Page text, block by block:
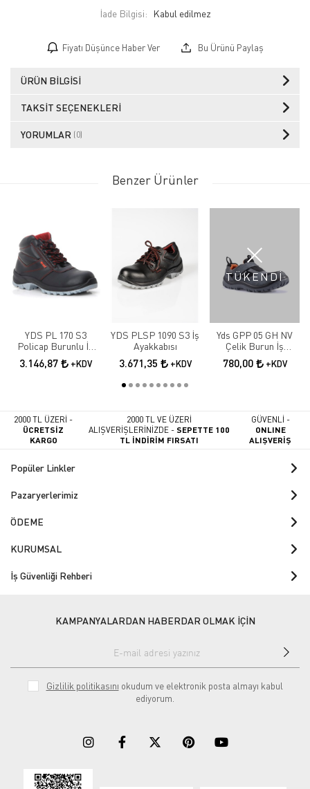
İade Bilgisi:
Fiyatı Düşünce Haber Ver Bu Ürünü Paylaş
ÜRÜN BILGISI
TAKSIT SEÇENEKLERI
YORUMLAR (0)
Benzer Ürünler
YDS PL 170 S3
Policap Burunlu İş
Botu
3.146,87 +KDV
YDS PLSP 1090 S3 İş
Ayakkabısı
3.671,35 +KDV
TÜKENDİ
Yds GPP 05 GH NV
Çelik Burun İş
Ayakkabısı
780,00 +KDV
2000 TL ÜZERİ -
ÜCRETSİZ
KARGO
2000 TL VE ÜZERİ
ALIŞVERİŞLERİNİZDE -SEPETTE 100
TL İNDİRİM FIRSATI
GÜVENLİ -
ONLINE
ALIŞVERİŞ
Popüler Linkler
Pazaryerlerimiz
ÖDEME
KURUMSAL
İş Güvenliği Rehberi
KAMPANYALARDAN HABERDAR OLMAK İÇİN
Gizlilik politikasını okudum ve elektronik posta almayı kabul
ediyorum.